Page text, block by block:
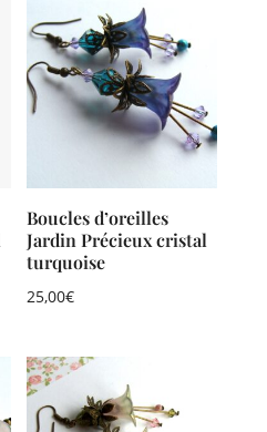
Boucles d’oreilles
Jardin Précieux cristal
turquoise
25,00€